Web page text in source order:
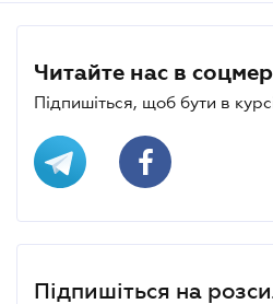
Читайте нас в
Підпишіться, щоб бути в
Підпишіться на